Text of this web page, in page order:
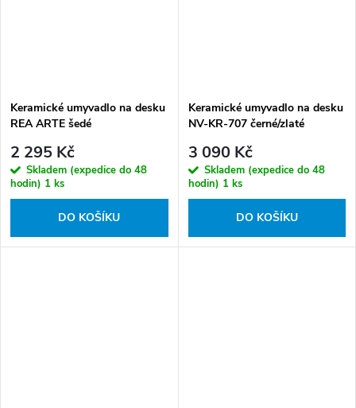
Keramické umyvadlo na desku
REA ARTE šedé
2 295 Kč
Skladem (expedice do 48
hodin) 1 ks
DO KOŠÍKU
Keramické umyvadlo na desku
NV-KR-707 černé/zlaté
3 090 Kč
Skladem (expedice do 48
hodin) 1 ks
DO KOŠÍKU